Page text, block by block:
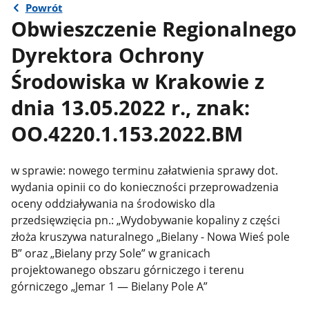
Powrót
Obwieszczenie Regionalnego
Dyrektora Ochrony
Środowiska w Krakowie z
dnia 13.05.2022 r., znak:
OO.4220.1.153.2022.BM
w sprawie: nowego terminu załatwienia sprawy dot.
wydania opinii co do konieczności przeprowadzenia
oceny oddziaływania na środowisko dla
przedsięwzięcia pn.: „Wydobywanie kopaliny z części
złoża kruszywa naturalnego „Bielany - Nowa Wieś pole
B” oraz „Bielany przy Sole” w granicach
projektowanego obszaru górniczego i terenu
górniczego „Jemar 1 — Bielany Pole A”